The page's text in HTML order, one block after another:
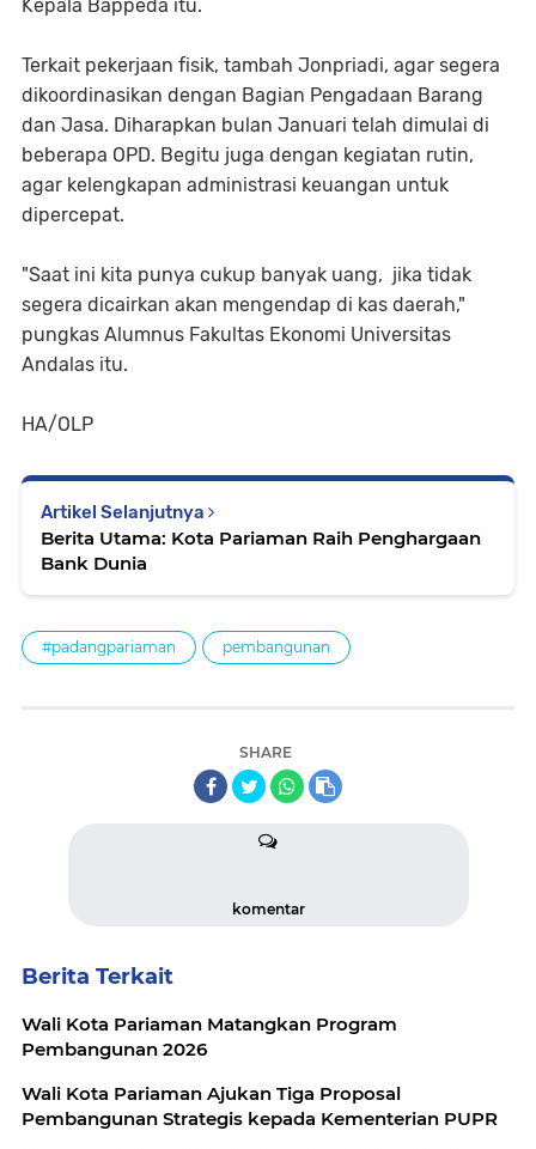
Kepala Bappeda itu.
Terkait pekerjaan fisik, tambah Jonpriadi, agar segera
dikoordinasikan dengan Bagian Pengadaan Barang
dan Jasa. Diharapkan bulan Januari telah dimulai di
beberapa OPD. Begitu juga dengan kegiatan rutin,
agar kelengkapan administrasi keuangan untuk
dipercepat.
"Saat ini kita punya cukup banyak uang, jika tidak
segera dicairkan akan mengendap di kas daerah,"
pungkas Alumnus Fakultas Ekonomi Universitas
Andalas itu.
HA/OLP
Artikel Selanjutnya
Berita Utama: Kota Pariaman Raih Penghargaan
Bank Dunia
#padangpariaman pembangunan
SHARE
komentar
Berita Terkait
Wali Kota Pariaman Matangkan Program
Pembangunan 2026
Wali Kota Pariaman Ajukan Tiga Proposal
Pembangunan Strategis kepada Kementerian PUPR